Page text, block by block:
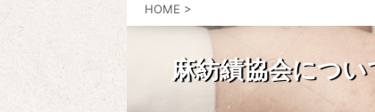
HOME >
麻紡績協会につい